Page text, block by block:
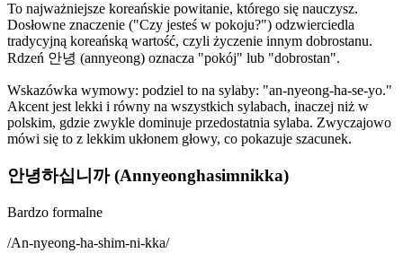
To najważniejsze koreańskie powitanie, którego się nauczysz.
Dosłowne znaczenie ("Czy jesteś w pokoju?") odzwierciedla
tradycyjną koreańską wartość, czyli życzenie innym dobrostanu.
Rdzeń 안녕 (annyeong) oznacza "pokój" lub "dobrostan".
Wskazówka wymowy: podziel to na sylaby: "an-nyeong-ha-se-yo."
Akcent jest lekki i równy na wszystkich sylabach, inaczej niż w
polskim, gdzie zwykle dominuje przedostatnia sylaba. Zwyczajowo
mówi się to z lekkim ukłonem głowy, co pokazuje szacunek.
안녕하십니까 (Annyeonghasimnikka)
Bardzo formalne
/An-nyeong-ha-shim-ni-kka/